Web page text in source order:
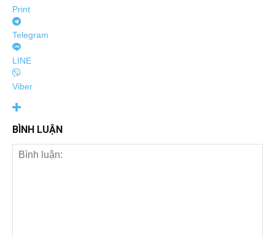
Print
Telegram
LINE
Viber
BÌNH LUẬN